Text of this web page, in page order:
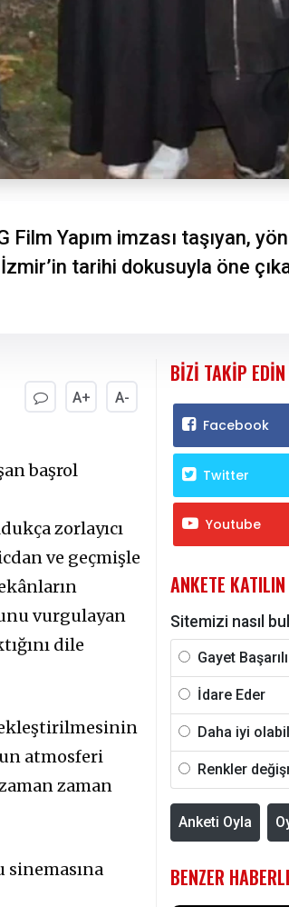
Yapım imzası taşıyan,
tarihi dokusuyla öne
A+ A-
başrol
zorlayıcı
ve geçmişle
vurgulayan
dile
atmosferi
zaman
BIZI TAKIP EDIN
Facebook
Twitter
Youtube
ANKETE KATILIN
Sitemizi nasıl
Gayet Başarılı
İdare Eder
Daha iyi
Renkler
Anketi Oyla
BENZER